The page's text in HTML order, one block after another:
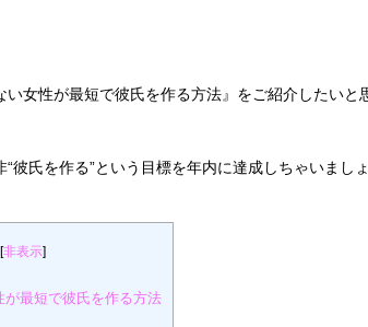
女性が最短で彼氏を作る方法』をご紹介したいと
“彼氏を作る”という目標を年内に達成しちゃいまし
[非表示]
最短で彼氏を作る方法